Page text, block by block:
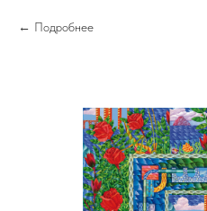
Подробнее